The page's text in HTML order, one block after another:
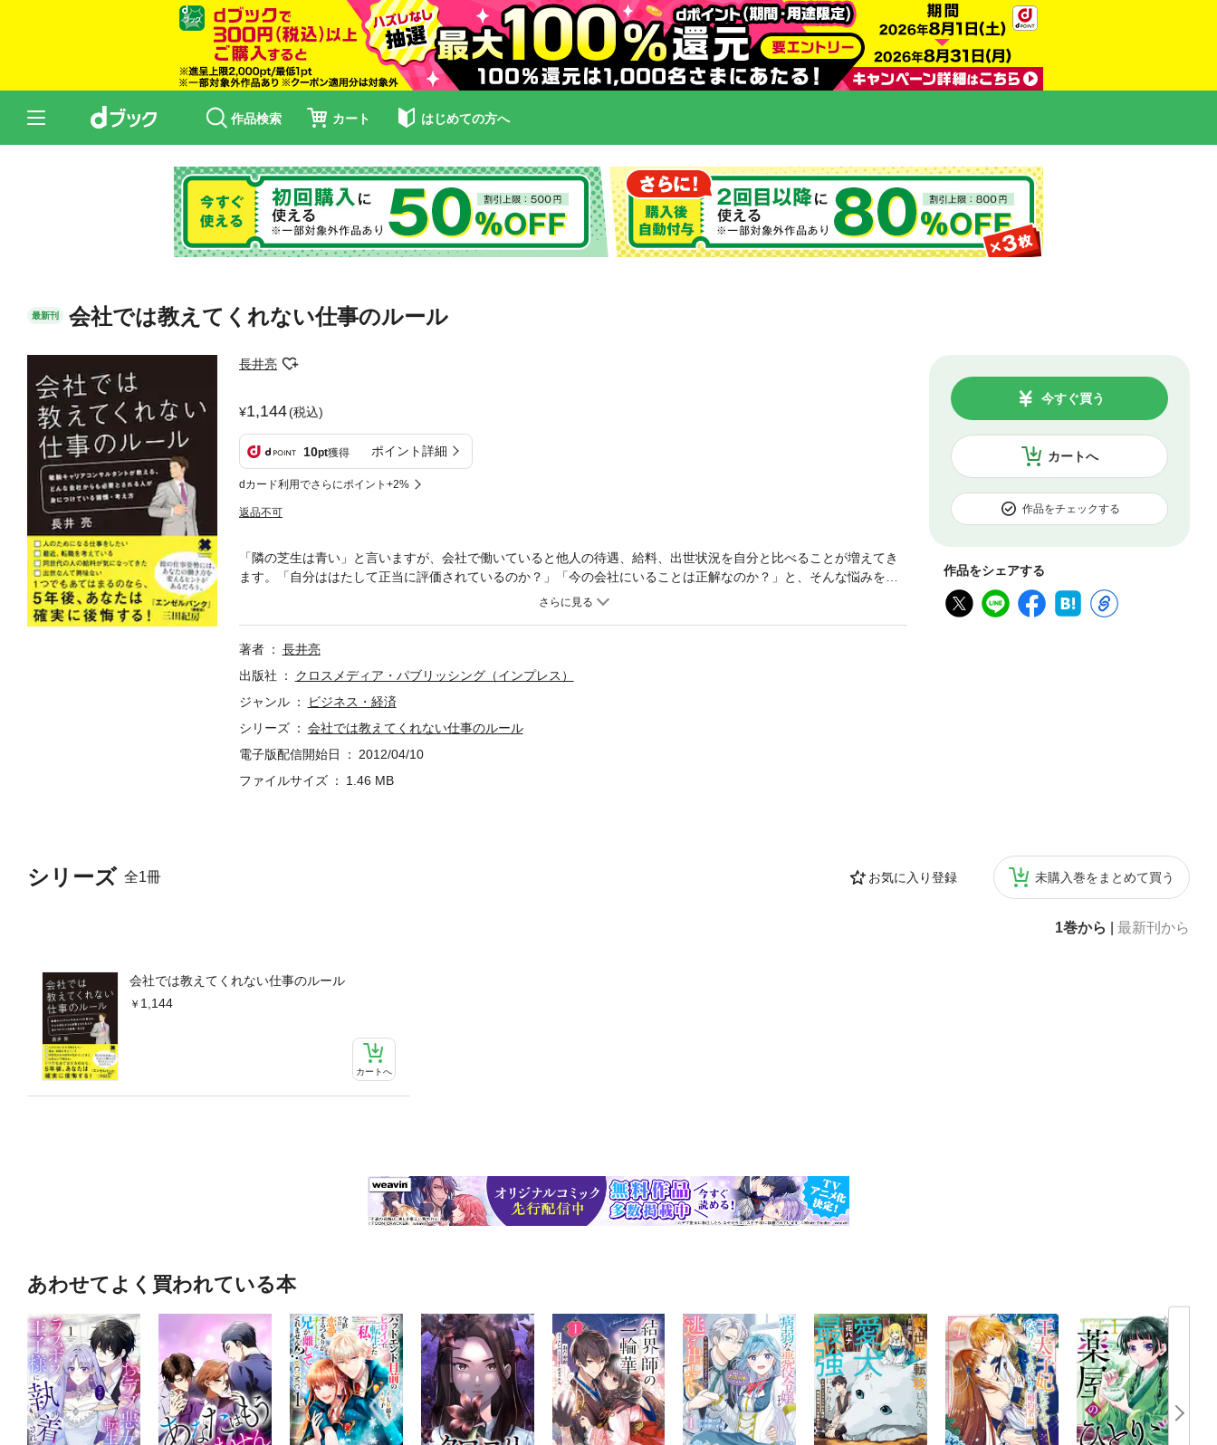
作品検索 カート はじめての方へ
最新刊 会社では教えてくれない仕事のルール
長井亮
1,144(税込)
10pt獲得 ポイント詳細
dカード利用でさらにポイント+2%
返品不可
カートへ
今すぐ買う
作品をチェックする
作品をシェアする
シリーズ 全1冊 お気に入り登録 未購入巻をまとめて買う
1巻から 最新刊から
会社では教えてくれない仕事のルール
1,144
カートへ
「隣の芝生は青い」と言いますが、会社で働いていると他人の待遇、給料、出世状況を自分と比べることが増えてき
ます。「自分ははたして正当に評価されているのか？」「今の会社にいることは正解なのか？」と、そんな悩みを解
決すべく、どんな会社でも通用する人の条件を51のルールで述べていきます。20代は就職や自分の成長のために、30
著者
長井亮
出版社
クロスメディア・パブリッシング（インプレス）
ジャンル
ビジネス・経済
シリーズ
会社では教えてくれない仕事のルール
電子版配信開始日
2012/04/10
ファイルサイズ
1.46 MB
あわせてよく買われている本